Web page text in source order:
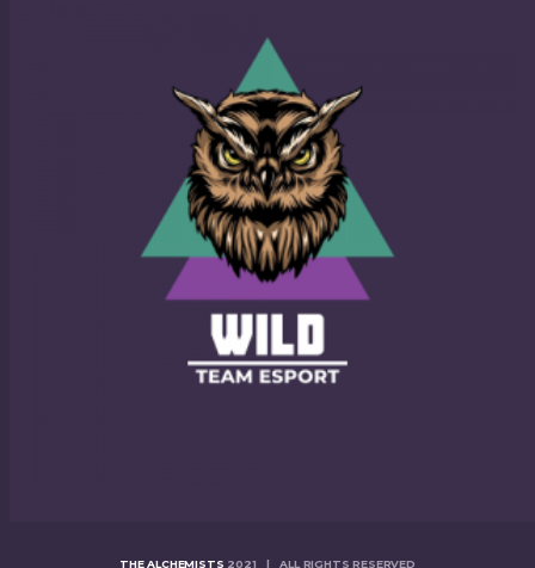
THE ALCHEMISTS 2021 | ALL RIGHTS RESERVED